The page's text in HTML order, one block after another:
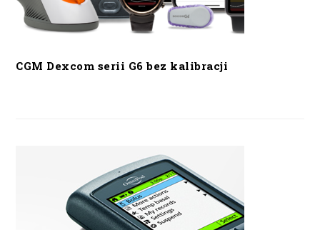
CGM Dexcom serii G6 bez kalibracji